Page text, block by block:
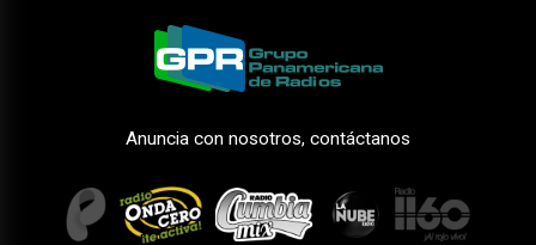
Anuncia con nosotros, contáctanos